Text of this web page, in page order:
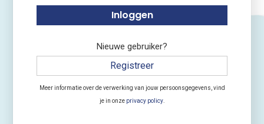
Nieuwe gebruiker?
Registreer
Meer informatie over de verwerking van jouw persoonsgegevens, vind
je in onze privacy policy.